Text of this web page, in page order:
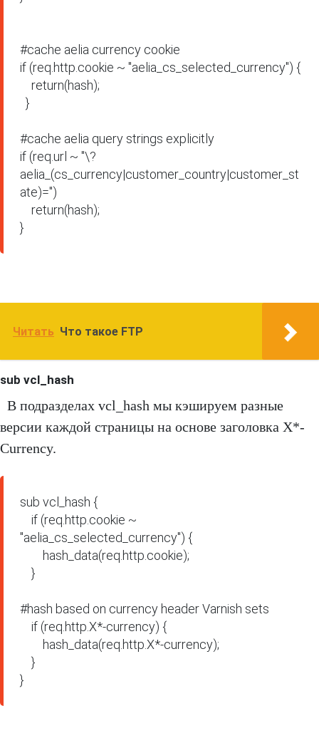
#cache aelia currency cookie
if (req.http.cookie ~ "aelia_cs_selected_currency") {
    return(hash);
  }
#cache aelia query strings explicitly
if (req.url ~ "\?
aelia_(cs_currency|customer_country|customer_st
ate)=")
    return(hash);
}
Читать Что такое FTP
sub vcl_hash
В подразделах vcl_hash мы кэшируем разные
версии каждой страницы на основе заголовка X*-
Currency.
sub vcl_hash {
    if (req.http.cookie ~
"aelia_cs_selected_currency") {
        hash_data(req.http.cookie);
    }
#hash based on currency header Varnish sets
    if (req.http.X*-currency) {
        hash_data(req.http.X*-currency);
    }
}